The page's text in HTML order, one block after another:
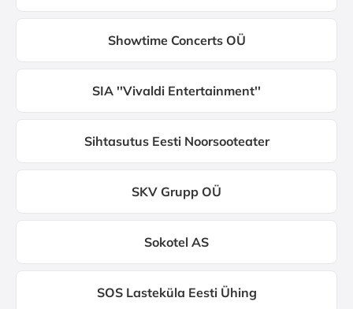
Showtime Concerts OÜ
SIA ''Vivaldi Entertainment''
Sihtasutus Eesti Noorsooteater
SKV Grupp OÜ
Sokotel AS
SOS Lasteküla Eesti Ühing